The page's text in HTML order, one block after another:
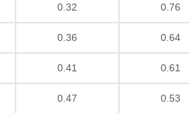
0.32 0.76
0.36 0.64
0.41 0.61
0.47 0.53